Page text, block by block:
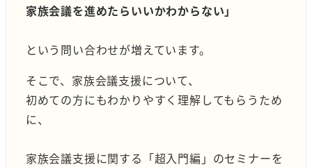
家族会議を進めたらいいかわからない」
という問い合わせが増えています。
そこで、家族会議支援について、
初めての方にもわかりやすく理解してもらうため
に、
家族会議支援に関する「超入門編」のセミナーを